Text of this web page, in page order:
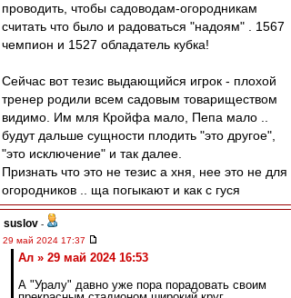
проводить, чтобы садоводам-огородникам
считать что было и радоваться "надоям" . 1567
чемпион и 1527 обладатель кубка!
Сейчас вот тезис выдающийся игрок - плохой
тренер родили всем садовым товариществом
видимо. Им мля Кройфа мало, Пепа мало ..
будут дальше сущности плодить "это другое",
"это исключение" и так далее.
Признать что это не тезис а хня, нее это не для
огородников .. ща погыкают и как с гуся
suslov -
29 май 2024 17:37
Ал » 29 май 2024 16:53
А "Уралу" давно уже пора порадовать своим